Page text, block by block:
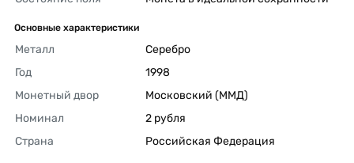
Основные характеристики
Металл
Серебро
Год
1998
Монетный двор
Московский (ММД)
Номинал
2 рубля
Страна
Российская Федерация